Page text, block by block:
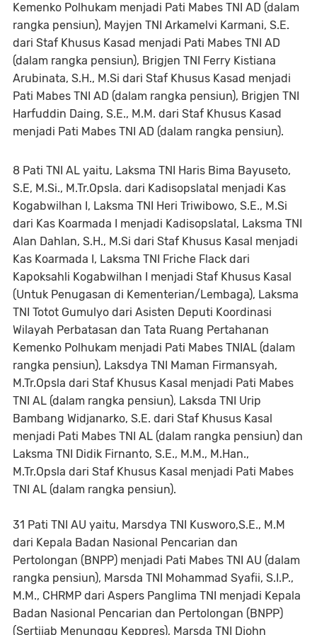
Kemenko Polhukam menjadi Pati Mabes TNI AD (dalam
rangka pensiun), Mayjen TNI Arkamelvi Karmani, S.E.
dari Staf Khusus Kasad menjadi Pati Mabes TNI AD
(dalam rangka pensiun), Brigjen TNI Ferry Kistiana
Arubinata, S.H., M.Si dari Staf Khusus Kasad menjadi
Pati Mabes TNI AD (dalam rangka pensiun), Brigjen TNI
Harfuddin Daing, S.E., M.M. dari Staf Khusus Kasad
menjadi Pati Mabes TNI AD (dalam rangka pensiun).
8 Pati TNI AL yaitu, Laksma TNI Haris Bima Bayuseto,
S.E, M.Si., M.Tr.Opsla. dari Kadisopslatal menjadi Kas
Kogabwilhan I, Laksma TNI Heri Triwibowo, S.E., M.Si
dari Kas Koarmada I menjadi Kadisopslatal, Laksma TNI
Alan Dahlan, S.H., M.Si dari Staf Khusus Kasal menjadi
Kas Koarmada I, Laksma TNI Friche Flack dari
Kapoksahli Kogabwilhan I menjadi Staf Khusus Kasal
(Untuk Penugasan di Kementerian/Lembaga), Laksma
TNI Totot Gumulyo dari Asisten Deputi Koordinasi
Wilayah Perbatasan dan Tata Ruang Pertahanan
Kemenko Polhukam menjadi Pati Mabes TNIAL (dalam
rangka pensiun), Laksdya TNI Maman Firmansyah,
M.Tr.Opsla dari Staf Khusus Kasal menjadi Pati Mabes
TNI AL (dalam rangka pensiun), Laksda TNI Urip
Bambang Widjanarko, S.E. dari Staf Khusus Kasal
menjadi Pati Mabes TNI AL (dalam rangka pensiun) dan
Laksma TNI Didik Firnanto, S.E., M.M., M.Han.,
M.Tr.Opsla dari Staf Khusus Kasal menjadi Pati Mabes
TNI AL (dalam rangka pensiun).
31 Pati TNI AU yaitu, Marsdya TNI Kusworo,S.E., M.M
dari Kepala Badan Nasional Pencarian dan
Pertolongan (BNPP) menjadi Pati Mabes TNI AU (dalam
rangka pensiun), Marsda TNI Mohammad Syafii, S.I.P.,
M.M., CHRMP dari Aspers Panglima TNI menjadi Kepala
Badan Nasional Pencarian dan Pertolongan (BNPP)
(Sertijab Menunggu Keppres), Marsda TNI Djohn